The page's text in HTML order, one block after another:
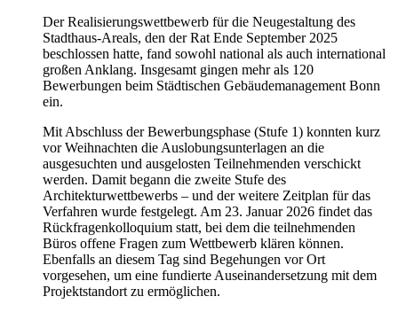
Der Realisierungswettbewerb für die Neugestaltung des
Stadthaus-Areals, den der Rat Ende September 2025
beschlossen hatte, fand sowohl national als auch international
großen Anklang. Insgesamt gingen mehr als 120
Bewerbungen beim Städtischen Gebäudemanagement Bonn
ein.
Mit Abschluss der Bewerbungsphase (Stufe 1) konnten kurz
vor Weihnachten die Auslobungsunterlagen an die
ausgesuchten und ausgelosten Teilnehmenden verschickt
werden. Damit begann die zweite Stufe des
Architekturwettbewerbs – und der weitere Zeitplan für das
Verfahren wurde festgelegt. Am 23. Januar 2026 findet das
Rückfragenkolloquium statt, bei dem die teilnehmenden
Büros offene Fragen zum Wettbewerb klären können.
Ebenfalls an diesem Tag sind Begehungen vor Ort
vorgesehen, um eine fundierte Auseinandersetzung mit dem
Projektstandort zu ermöglichen.